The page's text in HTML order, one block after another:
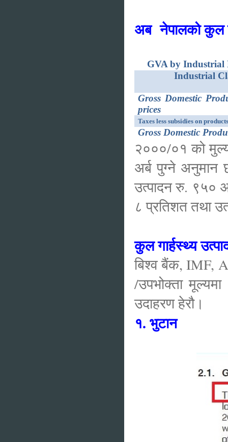
अब नेपालको कुल
GVA by Industrial
Industrial
Gross Domestic
prices
Taxes less subsidies on
Gross Domestic
२०००/०१ को
अर्ब पुग्ने अनुमान
उत्पादन रु. ९५०
८ प्रतिशत तथा
कुल गार्हस्थ्य
बिश्व बैंक, IMF,
/उपभोक्ता
उदाहरण हेरौ।
१. भुटान